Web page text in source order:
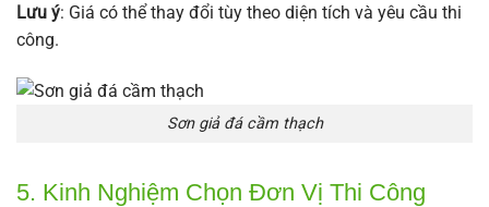
Lưu ý: Giá có thể thay đổi tùy theo diện tích và yêu cầu thi
công.
Sơn giả đá cầm thạch
5. Kinh Nghiệm Chọn Đơn Vị Thi Công